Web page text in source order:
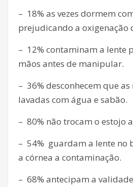
– 18% as vezes dormem
prejudicando a oxigenação
– 12% contaminam a lente
mãos antes de manipular.
– 36% desconhecem que
lavadas com água e sabão.
– 80% não trocam o estojo
– 54% guardam a lente no
a córnea a contaminação.
– 68% antecipam a